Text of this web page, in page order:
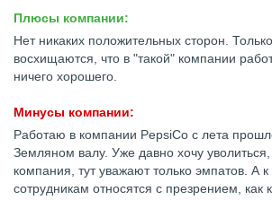
Плюсы компании:
Нет никаких положительных сторон.
восхищаются, что в "такой" компании
ничего хорошего.
Минусы компании:
Работаю в компании PepsiCo с лета
Земляном валу. Уже давно хочу
компания, тут уважают только эмпатов. А
сотрудникам относятся с презрением, как